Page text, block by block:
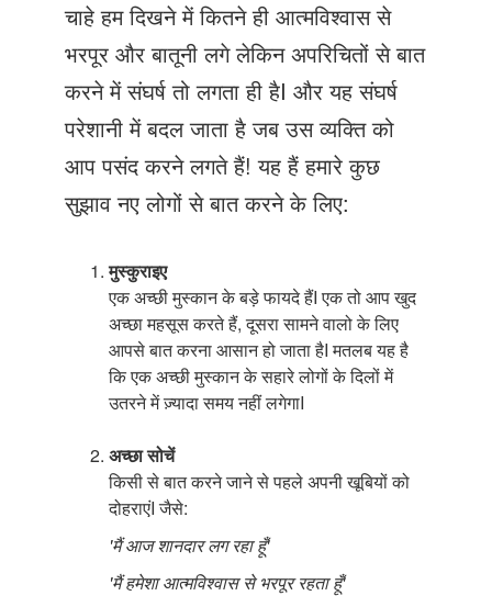
Just Poocho
संपर्क करें
चाहे हम दिखने में कितने ही आत्मविश्वास से
भरपूर और बातूनी लगे लेकिन अपरिचितों से बात
करने में संघर्ष तो लगता ही हैI और यह संघर्ष
परेशानी में बदल जाता है जब उस व्यक्ति को
आप पसंद करने लगते हैं! यह हैं हमारे कुछ
सुझाव नए लोगों से बात करने के लिए:
मुस्कुराइए
एक अच्छी मुस्कान के बड़े फायदे हैंI एक तो आप खुद
अच्छा महसूस करते हैं, दूसरा सामने वालो के लिए
आपसे बात करना आसान हो जाता हैI मतलब यह है
कि एक अच्छी मुस्कान के सहारे लोगों के दिलों में
उतरने में ज़्यादा समय नहीं लगेगाI
अच्छा सोचें
किसी से बात करने जाने से पहले अपनी खूबियों को
दोहराएंI जैसे:
'मैं आज शानदार लग रहा हूँ'
'मैं हमेशा आत्मविश्वास से भरपूर रहता हूँ'